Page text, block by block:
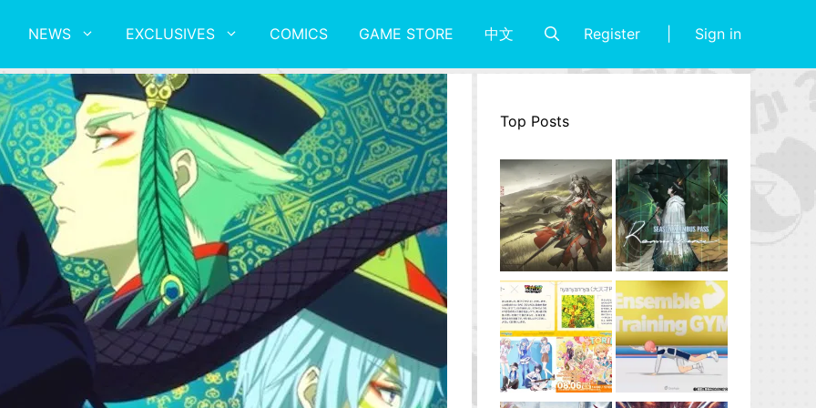
NEWS EXCLUSIVES COMICS GAME STORE 中文 Register Sign in
Top Posts